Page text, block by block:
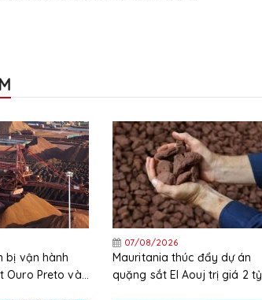
bị vận hành
Ouro Preto vào
07/08/2026
Mauritania thúc đẩy dự án
quặng sắt El Aouj trị giá 2 tỷ